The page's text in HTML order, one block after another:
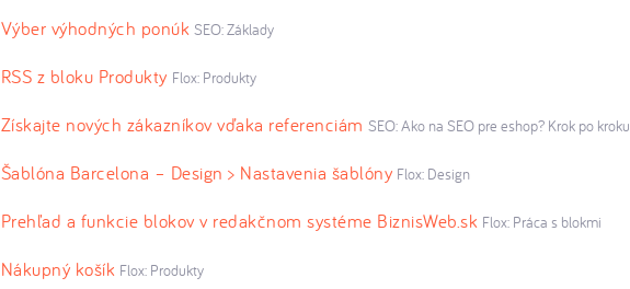
Výber výhodných ponúk SEO: Základy
RSS z bloku Produkty Flox: Produkty
Získajte nových zákazníkov vďaka referenciám SEO: Ako na SEO pre eshop? Krok po kroku
Šablóna Barcelona – Design > Nastavenia šablóny Flox: Design
Prehľad a funkcie blokov v redakčnom systéme BiznisWeb.sk Flox: Práca s blokmi
Nákupný košík Flox: Produkty